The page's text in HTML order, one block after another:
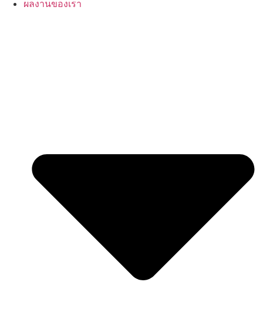
ผลงานของเรา